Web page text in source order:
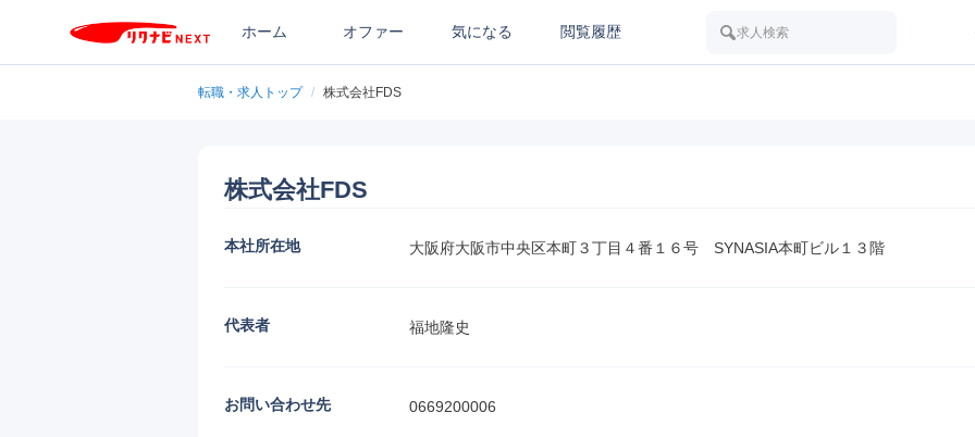
ホーム オファー 気になる 閲覧履歴 求人検索
転職・求人トップ / 株式会社FDS
株式会社FDS
本社所在地 大阪府大阪市中央区本町３丁目４番１６号　SYNASIA本町ビル１３階
代表者 福地隆史
お問い合わせ先 0669200006